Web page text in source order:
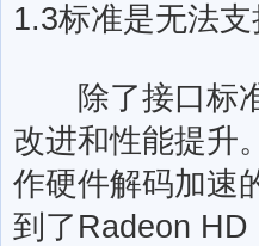
1.3标准是无法支
除了接口标准
改进和性能提升
作硬件解码加速
到了Radeon